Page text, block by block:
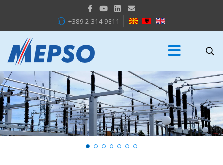
+389 2 314 9811